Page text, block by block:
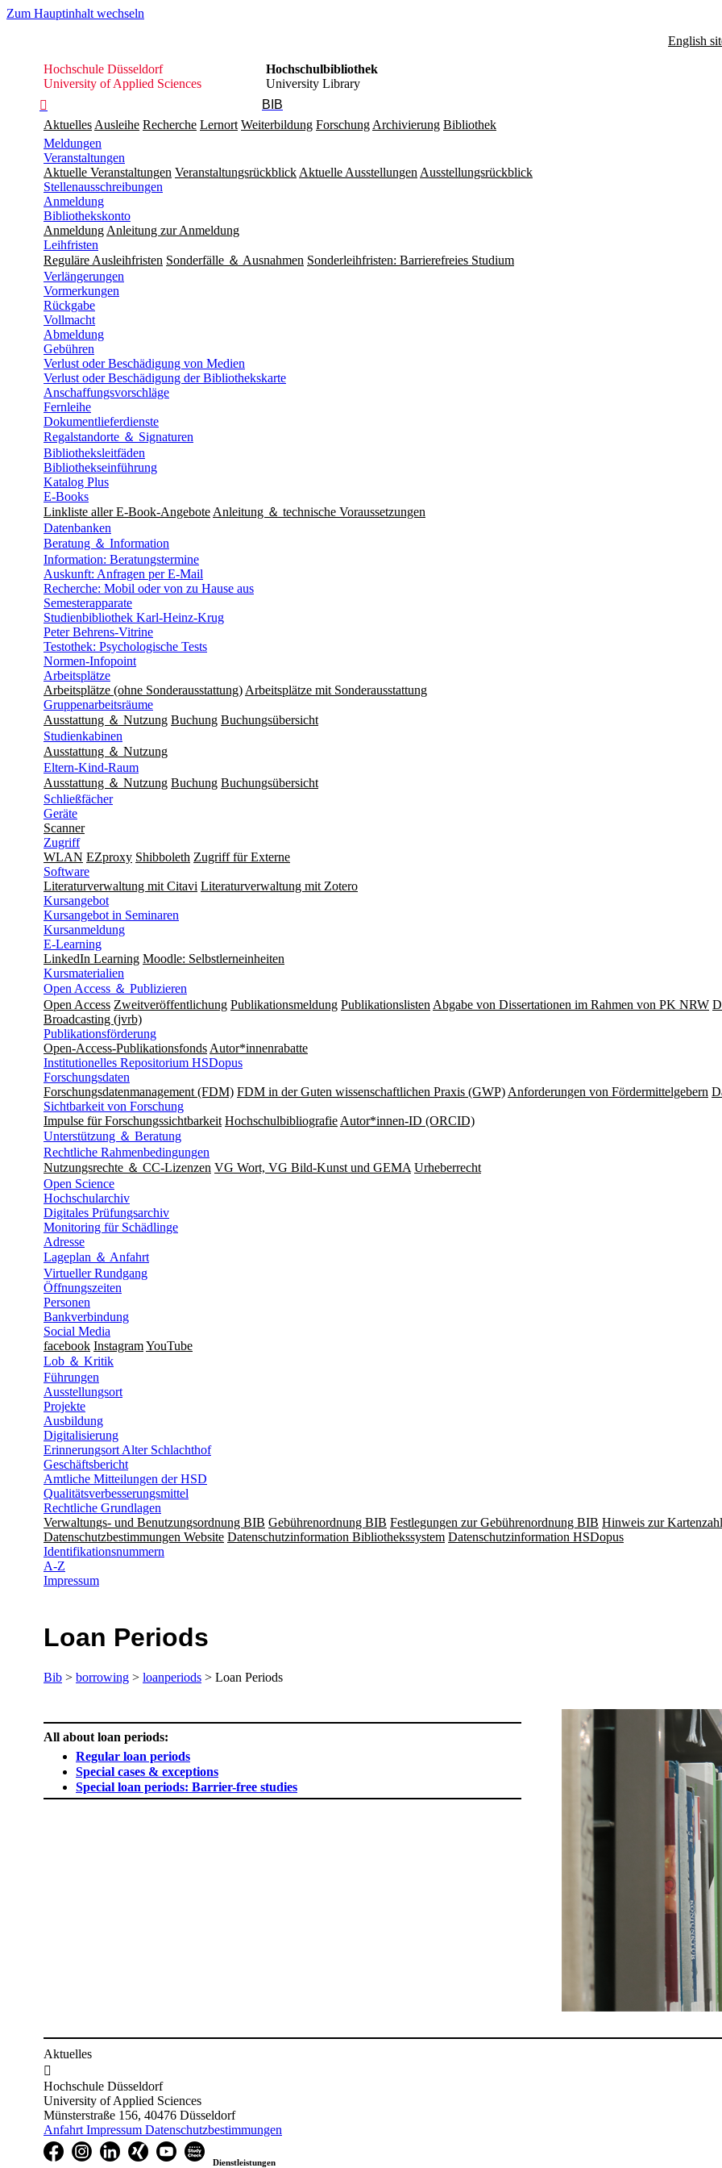
Zum Hauptinhalt wechseln
Hochschule
Düsseldorf
Hochschule Düsseldorf
University of Applied Sciences
Hochschulbibliothek
University Library

BIB
English
Aktuelles Ausleihe Recherche Lernort Weiterbildung Forschung Archivierung Bibliothek
Meldungen
Veranstaltungen
Aktuelle Veranstaltungen Veranstaltungsrückblick Aktuelle Ausstellungen Ausstellungsrückblick
Stellenausschreibungen
Anmeldung
Bibliothekskonto
Anmeldung Anleitung zur Anmeldung
Leihfristen
Reguläre Ausleihfristen Sonderfälle ＆ Ausnahmen Sonderleihfristen: Barrierefreies Studium
Verlängerungen
Vormerkungen
Rückgabe
Vollmacht
Abmeldung
Gebühren
Verlust oder Beschädigung von Medien
Verlust oder Beschädigung der Bibliothekskarte
Anschaffungsvorschläge
Fernleihe
Dokumentlieferdienste
Regalstandorte ＆ Signaturen
Bibliotheksleitfäden
Bibliothekseinführung
Katalog Plus
E-Books
Linkliste aller E-Book-Angebote Anleitung ＆ technische Voraussetzungen
Datenbanken
Beratung ＆ Information
Information: Beratungstermine
Auskunft: Anfragen per E-Mail
Recherche: Mobil oder von zu Hause aus
Semesterapparate
Studienbibliothek Karl-Heinz-Krug
Peter Behrens-Vitrine
Testothek: Psychologische Tests
Normen-Infopoint
Arbeitsplätze
Arbeitsplätze (ohne Sonderausstattung) Arbeitsplätze mit Sonderausstattung
Gruppenarbeitsräume
Ausstattung ＆ Nutzung Buchung Buchungsübersicht
Studienkabinen
Ausstattung ＆ Nutzung
Eltern-Kind-Raum
Ausstattung ＆ Nutzung Buchung Buchungsübersicht
Schließfächer
Geräte
Scanner
Zugriff
WLAN EZproxy Shibboleth Zugriff für Externe
Software
Literaturverwaltung mit Citavi Literaturverwaltung mit Zotero
Kursangebot
Kursangebot in Seminaren
Kursanmeldung
E-Learning
LinkedIn Learning Moodle: Selbstlerneinheiten
Kursmaterialien
Open Access ＆ Publizieren
Open Access Zweitveröffentlichung Publikationsmeldung Publikationslisten Abgabe von Dissertationen im Rahmen von PK NRW
Broadcasting (jvrb)
Publikationsförderung
Open-Access-Publikationsfonds Autor*innenrabatte
Institutionelles Repositorium HSDopus
Forschungsdaten
Forschungsdatenmanagement (FDM) FDM in der Guten wissenschaftlichen Praxis (GWP) Anforderungen von Fördermittelgebern
Sichtbarkeit von Forschung
Impulse für Forschungssichtbarkeit Hochschulbibliografie Autor*innen-ID (ORCID)
Unterstützung ＆ Beratung
Rechtliche Rahmenbedingungen
Nutzungsrechte ＆ CC-Lizenzen VG Wort, VG Bild-Kunst und GEMA Urheberrecht
Open Science
Hochschularchiv
Digitales Prüfungsarchiv
Monitoring für Schädlinge
Adresse
Lageplan ＆ Anfahrt
Virtueller Rundgang
Öffnungszeiten
Personen
Bankverbindung
Social Media
facebook InstagramYouTube
Lob ＆ Kritik
Führungen
Ausstellungsort
Projekte
Ausbildung
Digitalisierung
Erinnerungsort Alter Schlachthof
Geschäftsbericht
Amtliche Mitteilungen der HSD
Qualitätsverbesserungsmittel
Rechtliche Grundlagen
Verwaltungs- und Benutzungsordnung BIB Gebührenordnung BIB Festlegungen zur Gebührenordnung BIB Hinweis zur
Datenschutzbestimmungen Website Datenschutzinformation Bibliothekssystem Datenschutzinformation HSDopus
Identifikationsnummern
A-Z
Impressum
Loan Periods
Bib > borrowing > loanperiods > Loan Periods
All about loan periods:
Regular loan periods
Special cases & exceptions
Special loan periods: Barrier-free studies
Aktuelles

Hochschule Düsseldorf
University of Applied Sciences
Münsterstraße 156, 40476 Düsseldorf
Anfahrt Impressum Datenschutzbestimmungen
Dienstleistungen